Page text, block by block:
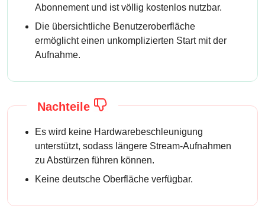
Abonnement und ist völlig kostenlos nutzbar.
Die übersichtliche Benutzeroberfläche
ermöglicht einen unkomplizierten Start mit der
Aufnahme.
Nachteile
Es wird keine Hardwarebeschleunigung
unterstützt, sodass längere Stream-Aufnahmen
zu Abstürzen führen können.
Keine deutsche Oberfläche verfügbar.